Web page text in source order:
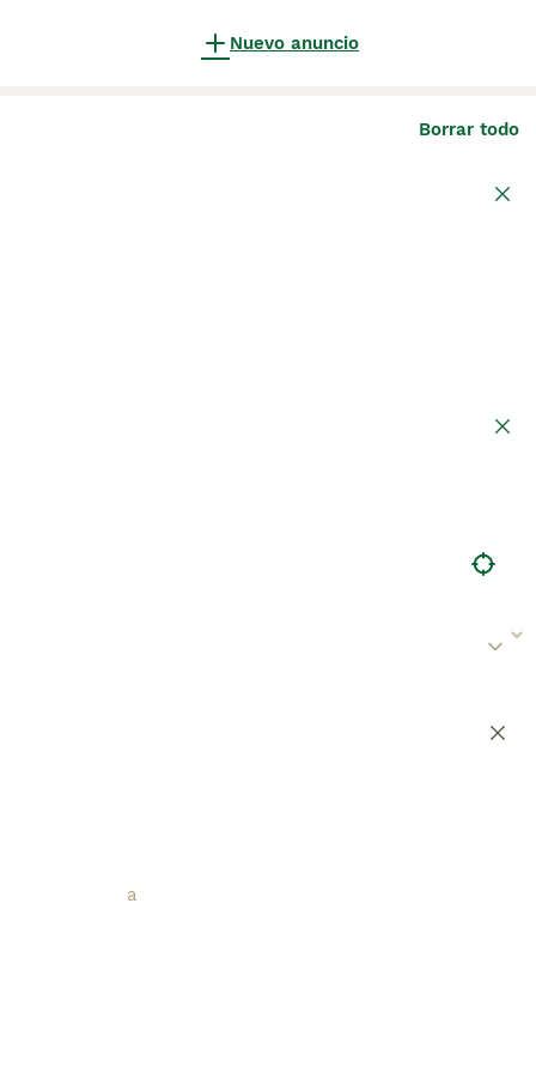
Nuevo anuncio
Borrar todo